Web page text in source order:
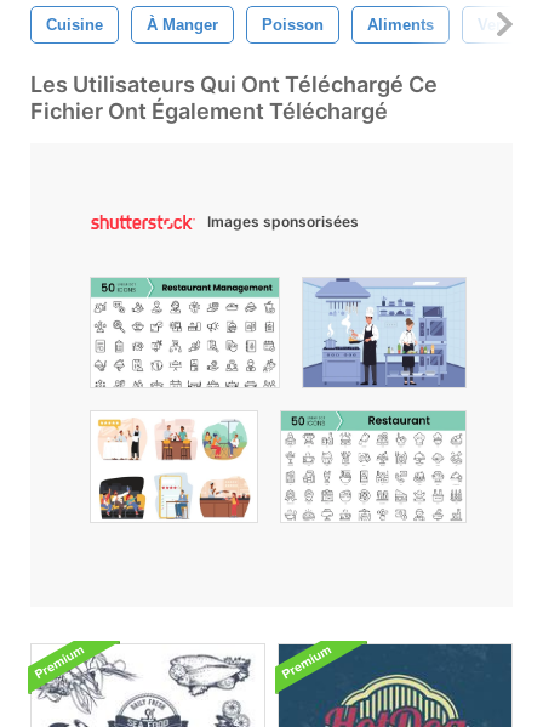
Cuisine À Manger Poisson Aliments Verre
Les Utilisateurs Qui Ont Téléchargé Ce
Fichier Ont Également Téléchargé
Images sponsorisées